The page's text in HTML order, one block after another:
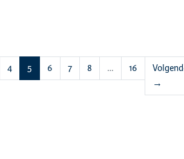
4 5(huidige)
6 7 8 … 16
→